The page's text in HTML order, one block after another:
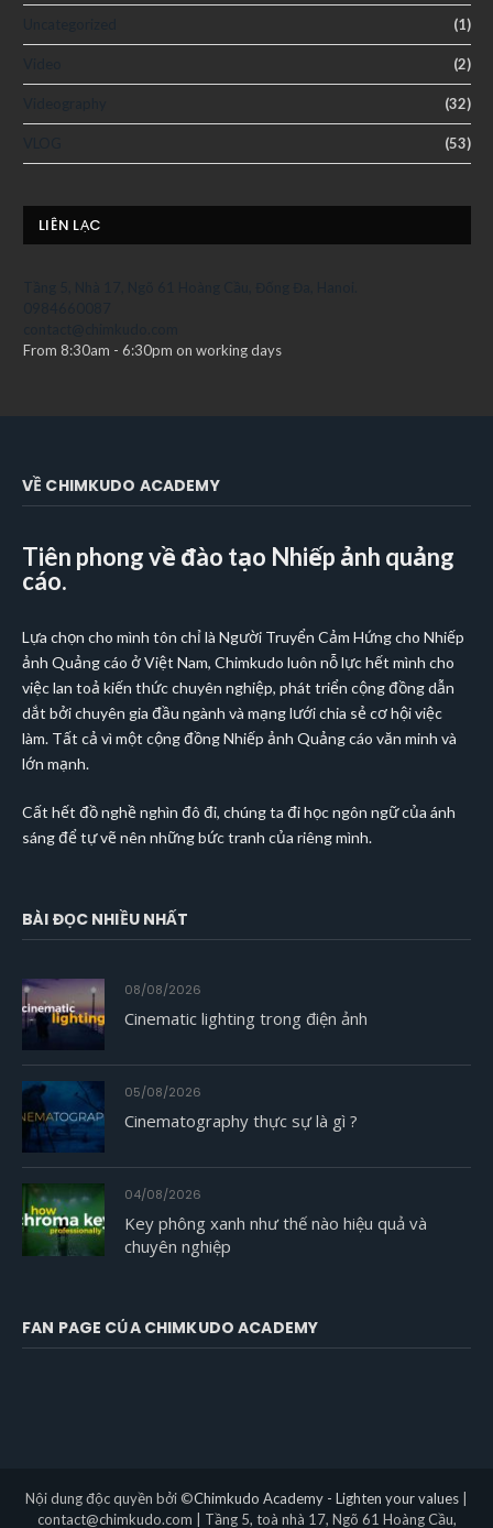
(1)
(2)
(32)
(53)
LIÊN LẠC
From 8:30am - 6:30pm on working days
VỀ CHIMKUDO ACADEMY
Tiên phong về đào tạo Nhiếp ảnh quảng
cáo.
Lựa chọn cho mình tôn chỉ là Người Truyển Cảm Hứng cho Nhiếp
ảnh Quảng cáo ở Việt Nam, Chimkudo luôn nỗ lực hết mình cho
việc lan toả kiến thức chuyên nghiệp, phát triển cộng đồng dẫn
dắt bởi chuyên gia đầu ngành và mạng lưới chia sẻ cơ hội việc
làm. Tất cả vì một cộng đồng Nhiếp ảnh Quảng cáo văn minh và
lớn mạnh.
Cất hết đồ nghề nghìn đô đi, chúng ta đi học ngôn ngữ của ánh
sáng để tự vẽ nên những bức tranh của riêng mình.
BÀI ĐỌC NHIỀU NHẤT
08/08/2026
Cinematic lighting trong điện ảnh
05/08/2026
Cinematography thực sự là gì ?
04/08/2026
Key phông xanh như thế nào hiệu quả và
chuyên nghiệp
FAN PAGE CỦA CHIMKUDO ACADEMY
Nội dung độc quyền bởi ©Chimkudo Academy - Lighten your values
contact@chimkudo.com | Tầng 5, toà nhà 17, Ngõ 61 Hoàng Cầu,